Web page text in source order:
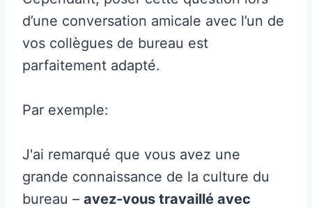
d’une conversation amicale avec l’un de
vos collègues de bureau est
parfaitement adapté.
Par exemple:
J'ai remarqué que vous avez une
grande connaissance de la culture du
bureau – avez-vous travaillé avec